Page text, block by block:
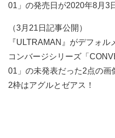
01」の発売日が2020年8月3
（3月21日記事公開）
『ULTRAMAN』がデフォル
コンバージシリーズ「
01」の未発表だった2点の
2枠はアグルとゼアス！